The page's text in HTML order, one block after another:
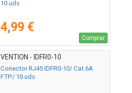
10 uds
4,99 €
Comprar
VENTION - IDFR0-10
Conector RJ45 IDFR0-10/ Cat.6A
FTP/ 10 uds